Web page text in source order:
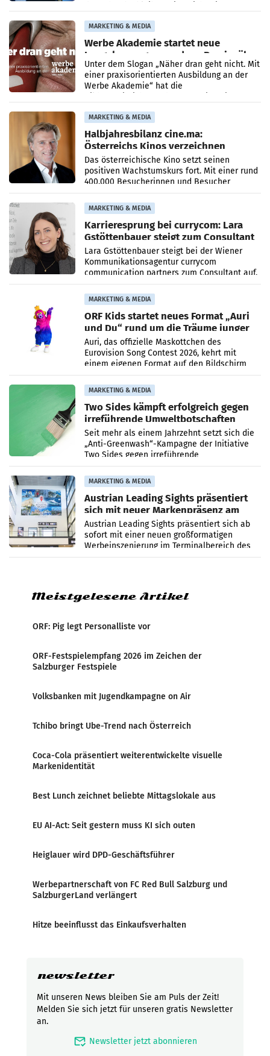
MARKETING & MEDIA
Werbe Akademie startet neue
Imagekampagne rund um Praxisnähe
Unter dem Slogan „Näher dran geht nicht. Mit
einer praxisorientierten Ausbildung an der
Werbe Akademie“ hat die
MARKETING & MEDIA
Halbjahresbilanz cine.ma:
Österreichs Kinos verzeichnen
400.000 Besucher mehr
Das österreichische Kino setzt seinen
positiven Wachstumskurs fort. Mit einer rund
400.000 Besucherinnen und Besucher
höheren Nettoreichweite im ersten Halbjahr
2026 gegenüber dem
MARKETING & MEDIA
Karrieresprung bei currycom: Lara
Gstöttenbauer steigt zum Consultant
auf
Lara Gstöttenbauer steigt bei der Wiener
Kommunikationsagentur currycom
communication partners zum Consultant auf.
Die 27-jährige Beraterin betreut Kundinnen
und Kunden in den Bereichen
MARKETING & MEDIA
ORF Kids startet neues Format „Auri
und Du“ rund um die Träume junger
Menschen
Auri, das offizielle Maskottchen des
Eurovision Song Contest 2026, kehrt mit
einem eigenen Format auf den Bildschirm
zurück. In der neuen Sendung „Auri und Du“
bei ORF Kids steht
MARKETING & MEDIA
Two Sides kämpft erfolgreich gegen
irreführende Umweltbotschaften
beim Papiereinsatz
Seit mehr als einem Jahrzehnt setzt sich die
„Anti-Greenwash“-Kampagne der Initiative
Two Sides gegen irreführende
Umweltaussagen bei Papierkommunikation
und papierbasierten Verpackungen
MARKETING & MEDIA
Austrian Leading Sights präsentiert
sich mit neuer Markenpräsenz am
Flughafen Wien
Austrian Leading Sights präsentiert sich ab
sofort mit einer neuen großformatigen
Werbeinszenierung im Terminalbereich des
Flughafen Wien. Die Präsenz befindet sich im
Meistgelesene Artikel
ORF: Pig legt Personalliste vor
ORF-Festspielempfang 2026 im Zeichen der
Salzburger Festspiele
Volksbanken mit Jugendkampagne on Air
Tchibo bringt Ube-Trend nach Österreich
Coca-Cola präsentiert weiterentwickelte visuelle
Markenidentität
Best Lunch zeichnet beliebte Mittagslokale aus
EU AI-Act: Seit gestern muss KI sich outen
Heiglauer wird DPD-Geschäftsführer
Werbepartnerschaft von FC Red Bull Salzburg und
SalzburgerLand verlängert
Hitze beeinflusst das Einkaufsverhalten
newsletter
Mit unseren News bleiben Sie am Puls der Zeit!
Melden Sie sich jetzt für unseren gratis Newsletter
an.
mark_email_read Newsletter jetzt abonnieren